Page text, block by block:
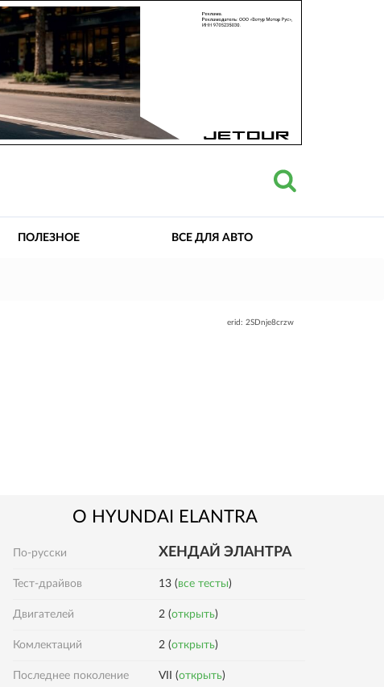
ПОЛЕЗНОЕ ВСЕ ДЛЯ АВТО
erid: 2SDnje8crzw
О HYUNDAI ELANTRA
По-русски ХЕНДАЙ ЭЛАНТРА
Тест-драйвов 13 (все тесты)
Двигателей 2 (открыть)
Комлектаций 2 (открыть)
Последнее поколение VII (открыть)